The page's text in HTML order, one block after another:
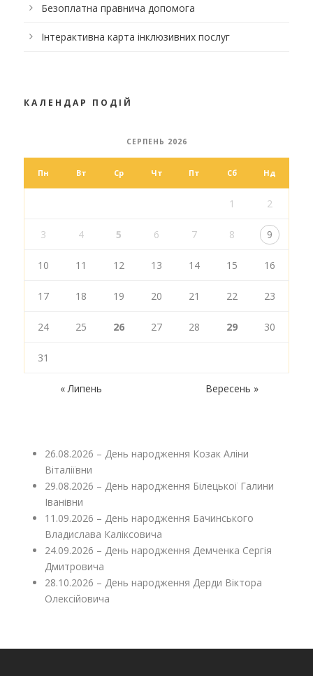
Безоплатна правнича допомога
Інтерактивна карта інклюзивних послуг
КАЛЕНДАР ПОДІЙ
СЕРПЕНЬ 2026
Пн Вт Ср Чт Пт Сб Нд
1 2
3 4 5 6 7 8 9
10 11 12 13 14 15 16
17 18 19 20 21 22 23
24 25 26 27 28 29 30
31
« Липень Вересень »
26.08.2026 – День народження Козак Аліни
Віталіївни
29.08.2026 – День народження Білецької Галини
Іванівни
11.09.2026 – День народження Бачинського
Владислава Каліксовича
24.09.2026 – День народження Демченка Сергія
Дмитровича
28.10.2026 – День народження Дерди Віктора
Олексійовича